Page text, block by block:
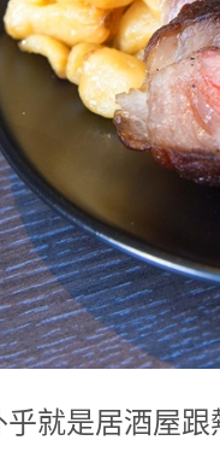
就是居酒屋